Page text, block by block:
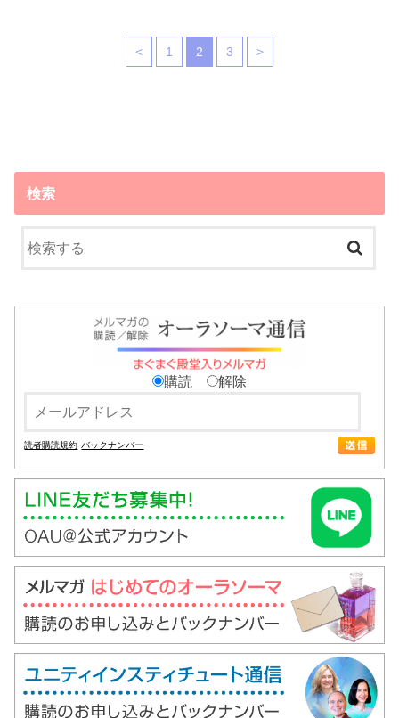
< 1 2 3 >
検索
購読 解除
読者購読規約 バックナンバー